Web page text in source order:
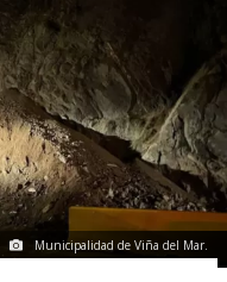
Municipalidad de Viña del Mar.